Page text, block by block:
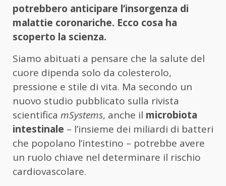
potrebbero anticipare l’insorgenza di
malattie coronariche. Ecco cosa ha
scoperto la scienza.
Siamo abituati a pensare che la salute del
cuore dipenda solo da colesterolo,
pressione e stile di vita. Ma secondo un
nuovo studio pubblicato sulla rivista
scientifica mSystems, anche il microbiota
intestinale – l’insieme dei miliardi di batteri
che popolano l’intestino – potrebbe avere
un ruolo chiave nel determinare il rischio
cardiovascolare.